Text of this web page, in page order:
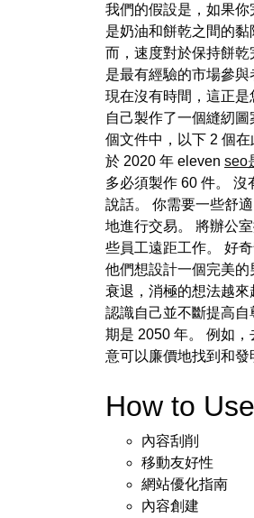
我們的假設是，如果
是奶油和餅乾之間的
而，速度對於保持餅
是最有經驗的市場參
現在沒有時間，這正
自己製作了一個縫紉
個文件中，以下 2 個
於 2020 年 eleven seo
多必須製作 60 件。
說話。 你需要一些舒
地進行交易。 將辦公
些員工遠距工作。 好
他們想設計一個完美的
衰退，消極的想法越
認識自己並不斷提高
期是 2050 年。 例如
意可以廉價地找到和
How to
內容刮削
移動友好性
網站優化指南
內容創建